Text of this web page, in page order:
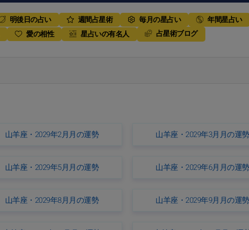
明後日の占い 週間占星術 毎月の星占い
年間星占い
愛の相性 星占いの有名人 占星術ブログ
山羊座・2029年2月月の運勢 山羊座・2029年3月月の運勢
山羊座・2029年5月月の運勢 山羊座・2029年6月月の運勢
山羊座・2029年8月月の運勢 山羊座・2029年9月月の運勢